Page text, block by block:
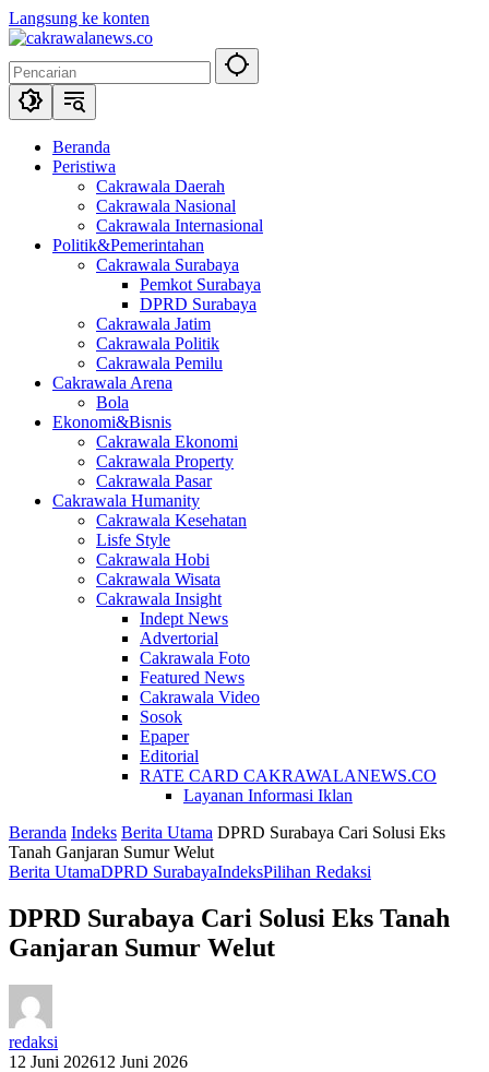
Langsung ke konten
Beranda
Peristiwa
Cakrawala Daerah
Cakrawala Nasional
Cakrawala Internasional
Politik&Pemerintahan
Cakrawala Surabaya
Pemkot Surabaya
DPRD Surabaya
Cakrawala Jatim
Cakrawala Politik
Cakrawala Pemilu
Cakrawala Arena
Bola
Ekonomi&Bisnis
Cakrawala Ekonomi
Cakrawala Property
Cakrawala Pasar
Cakrawala Humanity
Cakrawala Kesehatan
Lisfe Style
Cakrawala Hobi
Cakrawala Wisata
Cakrawala Insight
Indept News
Advertorial
Cakrawala Foto
Featured News
Cakrawala Video
Sosok
Epaper
Editorial
RATE CARD CAKRAWALANEWS.CO
Layanan Informasi Iklan
Beranda Indeks Berita Utama DPRD Surabaya Cari Solusi Eks
Tanah Ganjaran Sumur Welut
Berita UtamaDPRD SurabayaIndeksPilihan Redaksi
DPRD Surabaya Cari Solusi Eks Tanah
Ganjaran Sumur Welut
redaksi
12 Juni 202612 Juni 2026